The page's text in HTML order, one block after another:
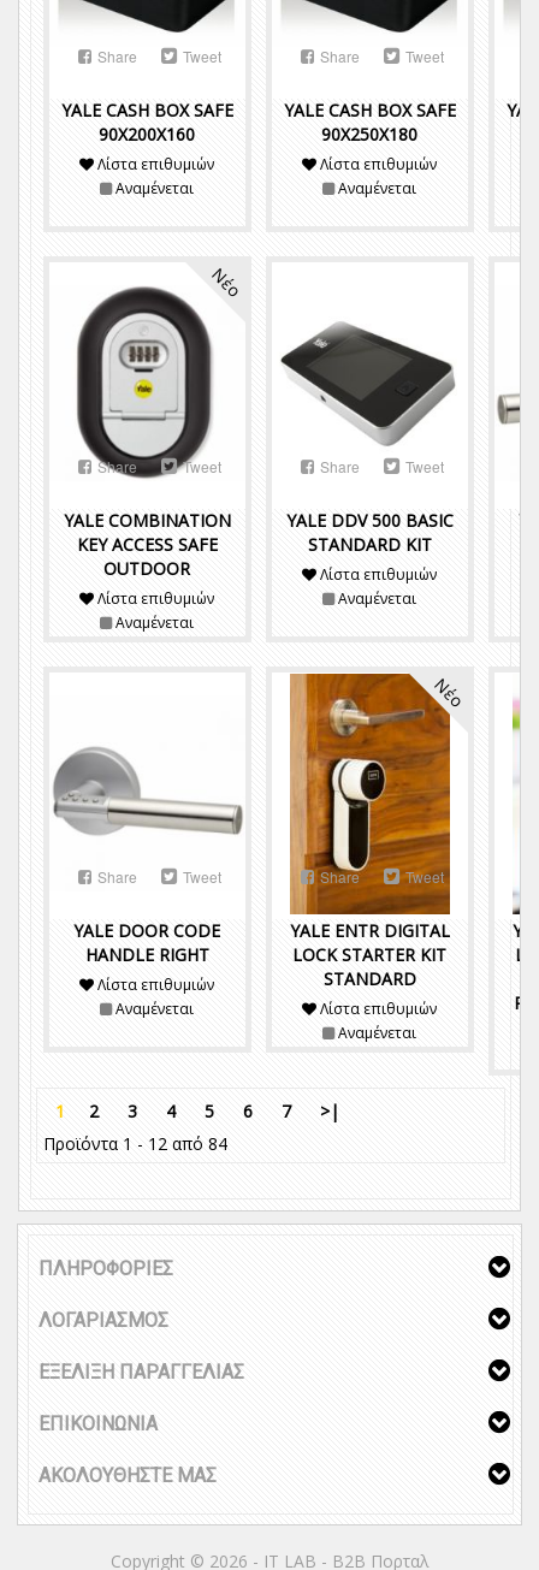
YALE CASH BOX SAFE
90X200X160
Share Tweet
Λίστα επιθυμιών
Αναμένεται
YALE CASH BOX SAFE
90X250X180
Share Tweet
Λίστα επιθυμιών
Αναμένεται
Νέο
YALE COMBINATION
KEY ACCESS SAFE
OUTDOOR
Share Tweet
Λίστα επιθυμιών
Αναμένεται
YALE DDV 500 BASIC
STANDARD KIT
Share Tweet
Λίστα επιθυμιών
Αναμένεται
YALE DOOR CODE
HANDLE RIGHT
Share Tweet
Λίστα επιθυμιών
Αναμένεται
Νέο
YALE ENTR DIGITAL
LOCK STARTER KIT
STANDARD
Share Tweet
Λίστα επιθυμιών
Αναμένεται
1 2 3 4 5 6 7
>|
Προϊόντα 1 - 12 από 84
ΠΛΗΡΟΦΟΡΙΕΣ
ΛΟΓΑΡΙΑΣΜΟΣ
ΕΞΕΛΙΞΗ ΠΑΡΑΓΓΕΛΙΑΣ
ΕΠΙΚΟΙΝΩΝΙΑ
ΑΚΟΛΟΥΘΗΣΤΕ ΜΑΣ
Copyright © 2026 - IT LAB - Β2Β Πορταλ